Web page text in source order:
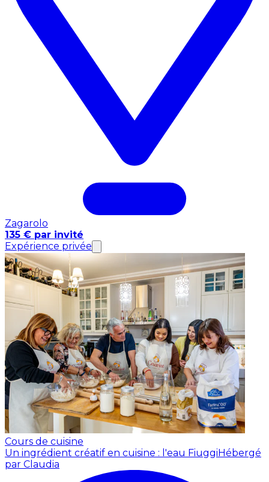
Zagarolo
135 € par invité
Expérience privée
Cours de cuisine
Un ingrédient créatif en cuisine : l'eau FiuggiHébergé
par Claudia